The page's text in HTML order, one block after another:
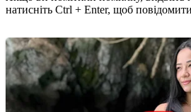
натисніть Ctrl + Enter, щоб